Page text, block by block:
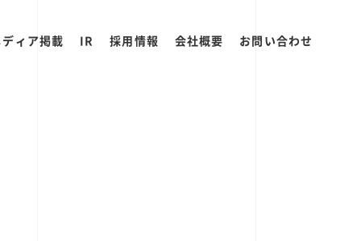
ィア掲載 IR 採用情報 会社概要 お問い合わせ